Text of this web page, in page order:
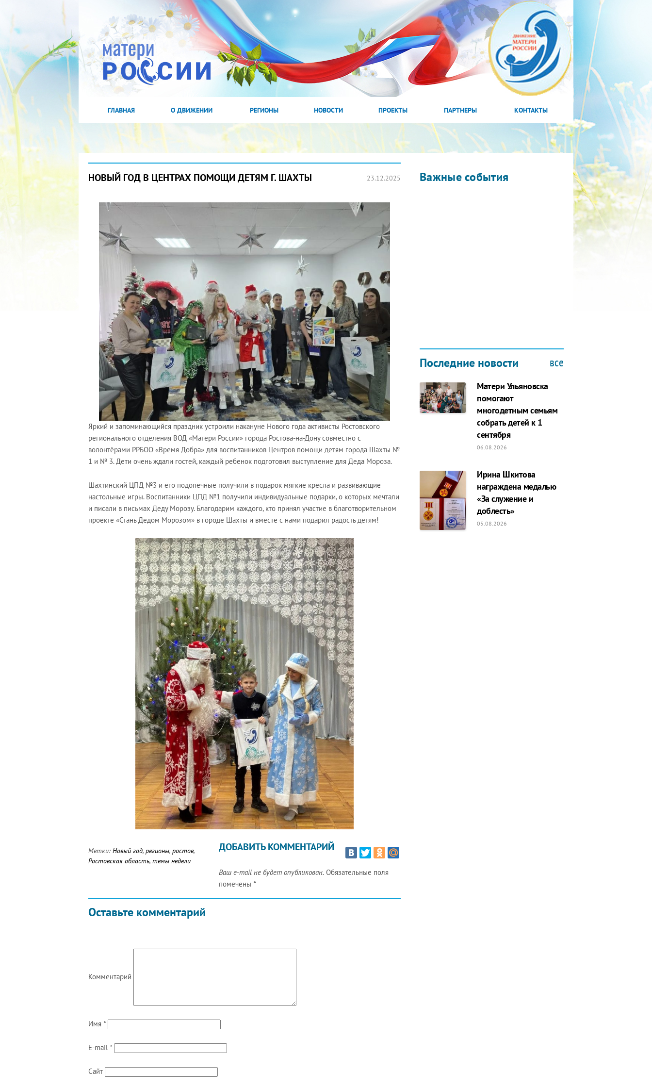
ГЛАВНАЯ О ДВИЖЕНИИ РЕГИОНЫ НОВОСТИ ПРОЕКТЫ ПАРТНЕРЫ КОНТАКТЫ
НОВЫЙ ГОД В ЦЕНТРАХ ПОМОЩИ ДЕТЯМ Г. ШАХТЫ 23.12.2025
Яркий и запоминающийся праздник устроили накануне Нового года активисты Ростовского
регионального отделения ВОД «Матери России» города Ростова-на-Дону совместно с
волонтёрами РРБОО «Время Добра» для воспитанников Центров помощи детям города Шахты №
1 и № 3. Дети очень ждали гостей, каждый ребенок подготовил выступление для Деда Мороза.
Шахтинский ЦПД №3 и его подопечные получили в подарок мягкие кресла и развивающие
настольные игры. Воспитанники ЦПД №1 получили индивидуальные подарки, о которых мечтали
и писали в письмах Деду Морозу. Благодарим каждого, кто принял участие в благотворительном
проекте «Стань Дедом Морозом» в городе Шахты и вместе с нами подарил радость детям!
Метки: Новый год, регионы, ростов,
Ростовская область, темы недели
Оставьте комментарий
ДОБАВИТЬ КОММЕНТАРИЙ
Ваш e-mail не будет опубликован. Обязательные поля
помечены *
Комментарий
Имя *
E-mail *
Сайт
Важные события
2022 ГОД ПРОВОЗГЛАШЕН ГОДОМ
МАТЕРИ В ЯКУТИИ
19.12.2021
Последние новости все
Матери Ульяновска
помогают
многодетным семьям
собрать детей к 1
сентября
06.08.2026
Ирина Шкитова
награждена медалью
«За служение и
доблесть»
05.08.2026